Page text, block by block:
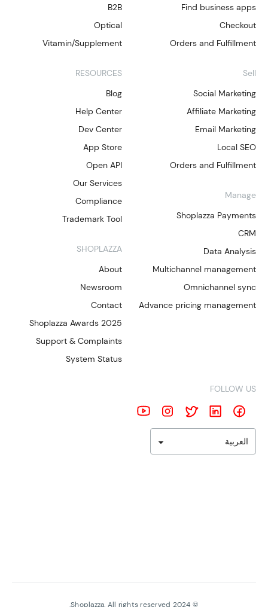
Find business apps
Checkout
Orders and Fulfillment
Sell
Social Marketing
Affiliate Marketing
Email Marketing
Local SEO
Orders and Fulfillment
Manage
Shoplazza Payments
CRM
Data Analysis
Multichannel management
Omnichannel sync
Advance pricing management
B2B
Optical
Vitamin/Supplement
RESOURCES
Blog
Help Center
Dev Center
App Store
Open API
Our Services
Compliance
Trademark Tool
SHOPLAZZA
About
Newsroom
Contact
Shoplazza Awards 2025
Support & Complaints
System Status
FOLLOW US
العربية
©
2024